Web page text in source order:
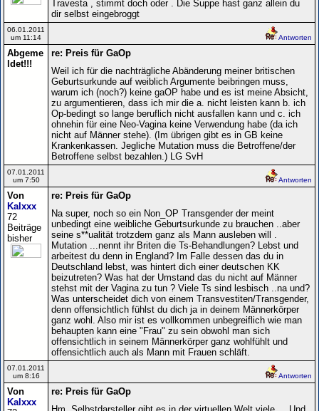
Travesta , stimmt doch oder . Die Suppe hast ganz allein du
dir selbst eingebroggt
06.01.2011
um 11:14
Antworten
Abgeme
ldet!!!
re: Preis für GaOp
Weil ich für die nachträgliche Abänderung meiner britischen
Geburtsurkunde auf weiblich Argumente beibringen muss,
warum ich (noch?) keine gaOP habe und es ist meine Absicht,
zu argumentieren, dass ich mir die a. nicht leisten kann b. ich
Op-bedingt so lange beruflich nicht ausfallen kann und c. ich
ohnehin für eine Neo-Vagina keine Verwendung habe (da ich
nicht auf Männer stehe). (Im übrigen gibt es in GB keine
Krankenkassen. Jegliche Mutation muss die Betroffene/der
Betroffene selbst bezahlen.) LG SvH
07.01.2011
um 7:50
Antworten
Von
Kalxxx
72
Beiträge
bisher
re: Preis für GaOp
Na super, noch so ein Non_OP Transgender der meint
unbedingt eine weibliche Geburtsurkunde zu brauchen ..aber
seine s**ualität trotzdem ganz als Mann ausleben will .
Mutation ...nennt ihr Briten die Ts-Behandlungen? Lebst und
arbeitest du denn in England? Im Falle dessen das du in
Deutschland lebst, was hintert dich einer deutschen KK
beizutreten? Was hat der Umstand das du nicht auf Männer
stehst mit der Vagina zu tun ? Viele Ts sind lesbisch ..na und?
Was unterscheidet dich von einem Transvestiten/Transgender,
denn offensichtlich fühlst du dich ja in deinem Männerkörper
ganz wohl. Also mir ist es vollkommen unbegreiflich wie man
behaupten kann eine "Frau" zu sein obwohl man sich
offensichtlich in seinem Männerkörper ganz wohlfühlt und
offensichtlich auch als Mann mit Frauen schläft.
07.01.2011
um 8:16
Antworten
Von
Kalxxx
re: Preis für GaOp